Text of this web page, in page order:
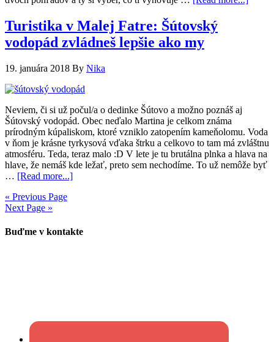
Turistika v Malej Fatre: Šútovský
vodopád zvládneš lepšie ako my
19. januára 2018 By Nika
Neviem, či si už počul/a o dedinke Šútovo a možno poznáš aj
Šútovský vodopád. Obec neďalo Martina je celkom známa
prírodným kúpaliskom, ktoré vzniklo zatopením kameňolomu. Voda
v ňom je krásne tyrkysová vďaka štrku a celkovo to tam má zvláštnu
atmosféru. Teda, teraz malo :D V lete je tu brutálna plnka a hlava na
hlave, že nemáš kde ležať, preto sem nechodíme. To už nemôže byť
… [Read more...]
« Previous Page
Next Page »
Buďme v kontakte